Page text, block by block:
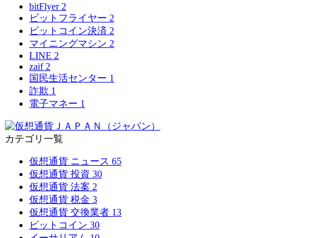
bitFlyer 2
ビットフライヤー 2
ビットコイン決済 2
マイニングマシン 2
LINE 2
zaif 2
国民生活センター 1
詐欺 1
電子マネー 1
カテゴリ一覧
仮想通貨 ニュース 65
仮想通貨 投資 30
仮想通貨 法案 2
仮想通貨 税金 3
仮想通貨 交換業者 13
ビットコイン 30